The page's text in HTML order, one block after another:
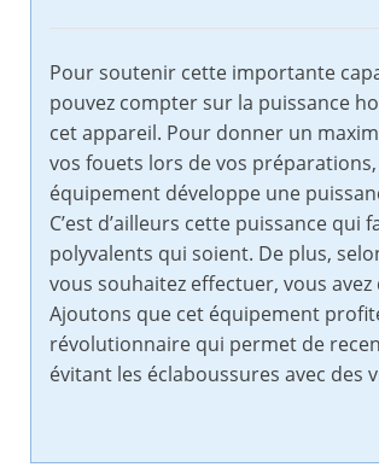
Pour soutenir cette importante
pouvez compter sur la puissance
cet appareil. Pour donner un
vos fouets lors de vos
équipement développe une
C’est d’ailleurs cette puissance qui
polyvalents qui soient. De plus,
vous souhaitez effectuer, vous
Ajoutons que cet équipement
révolutionnaire qui permet de
évitant les éclaboussures avec des